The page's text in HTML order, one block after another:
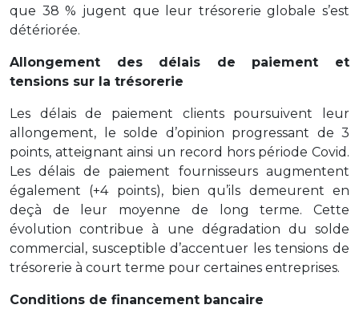
que 38 % jugent que leur trésorerie globale s’est
détériorée.
Allongement des délais de paiement et
tensions sur la trésorerie
Les délais de paiement clients poursuivent leur
allongement, le solde d’opinion progressant de 3
points, atteignant ainsi un record hors période Covid.
Les délais de paiement fournisseurs augmentent
également (+4 points), bien qu’ils demeurent en
deçà de leur moyenne de long terme. Cette
évolution contribue à une dégradation du solde
commercial, susceptible d’accentuer les tensions de
trésorerie à court terme pour certaines entreprises.
Conditions de financement bancaire